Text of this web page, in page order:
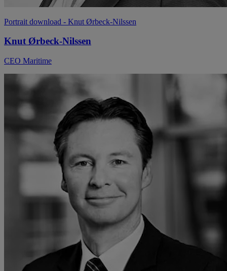
Portrait download - Knut Ørbeck-Nilssen
Knut Ørbeck-Nilssen
CEO Maritime